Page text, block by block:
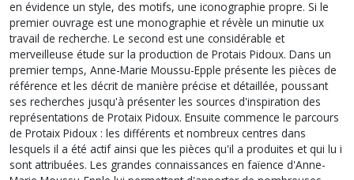
en évidence un style, des motifs, une iconographie propre. Si le
premier ouvrage est une monographie et révèle un minutie ux
travail de recherche. Le second est une considérable et
merveilleuse étude sur la production de Protais Pidoux. Dans un
premier temps, Anne-Marie Moussu-Epple présente les pièces de
référence et les décrit de manière précise et détaillée, poussant
ses recherches jusqu'à présenter les sources d'inspiration des
représentations de Protaix Pidoux. Ensuite commence le parcours
de Protaix Pidoux : les différents et nombreux centres dans
lesquels il a été actif ainsi que les pièces qu'il a produites et qui lu i
sont attribuées. Les grandes connaissances en faïence d'Anne-